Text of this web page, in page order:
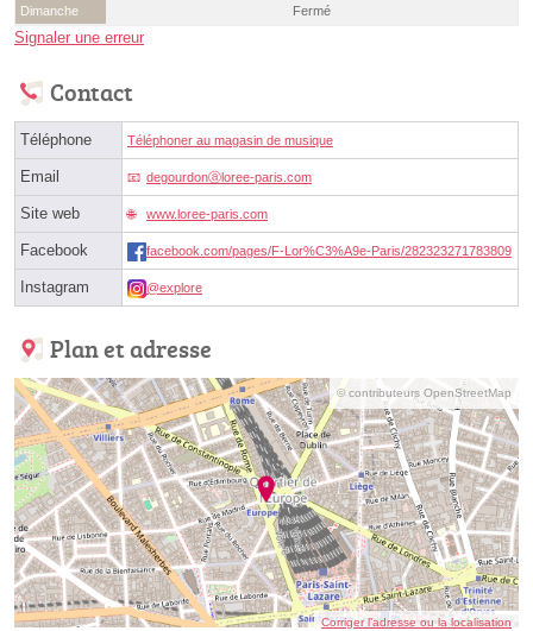
Dimanche
Fermé
Signaler une erreur
Contact
Téléphone Téléphoner au magasin de musique
Email degourdonⓐloree-paris.com
Site web www.loree-paris.com
Facebook facebook.com/pages/F-Lor%C3%A9e-Paris/282323271783809
Instagram @explore
Plan et adresse
© contributeurs OpenStreetMap
Corriger l’adresse ou la localisation